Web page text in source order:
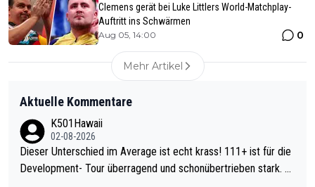
Clemens gerät bei Luke Littlers World-Matchplay-
Auftritt ins Schwärmen
Aug 05, 14:00 0
Mehr Artikel
Aktuelle Kommentare
K501Hawaii
02-08-2026
Dieser Unterschied im Average ist echt krass! 111+ ist für die
Development- Tour überragend und schonübertrieben stark. U